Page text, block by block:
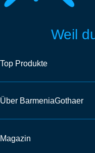
Weil
Top Produkte
Über BarmeniaGothaer
Magazin